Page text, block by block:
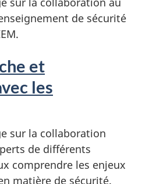
de sécurité
et
les
sur la collaboration
de différents
comprendre les enjeux
matière de sécurité.